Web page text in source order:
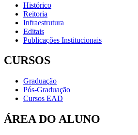
Histórico
Reitoria
Infraestrutura
Editais
Publicações Institucionais
CURSOS
Graduação
Pós-Graduação
Cursos EAD
ÁREA DO ALUNO